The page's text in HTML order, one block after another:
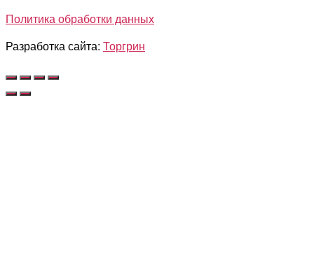
Политика обработки данных
Разработка сайта: Торгрин